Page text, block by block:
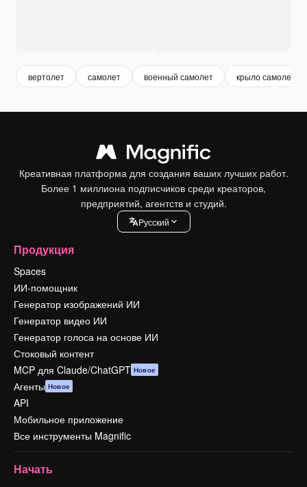
вертолет самолет военный самолет крыло самолета
Креативная платформа для создания ваших лучших работ.
Более 1 миллиона подписчиков среди креаторов,
предприятий, агентств и студий.
Pусский
Продукция
Spaces
ИИ-помощник
Генератор изображений ИИ
Генератор видео ИИ
Генератор голоса на основе ИИ
Стоковый контент
MCP для Claude/ChatGPT Новое
Агенты Новое
API
Мобильное приложение
Все инструменты Magnific
Начать